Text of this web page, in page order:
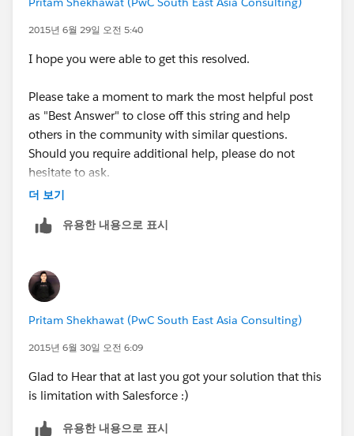
2015년 6월 29일 오전 5:40
I hope you were able to get this resolved.
Please take a moment to mark the most helpful post
as "Best Answer" to close off this string and help
others in the community with similar questions.
Should you require additional help, please do not
hesitate to ask.
Community.
더 보기
유용한 내용으로 표시
Pritam Shekhawat (PwC South East Asia Consulting)
2015년 6월 30일 오전 6:09
Glad to Hear that at last you got your solution that this
is limitation with Salesforce :)
유용한 내용으로 표시